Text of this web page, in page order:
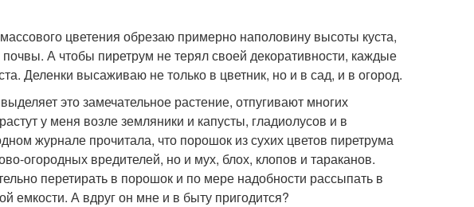
цветения обрезаю примерно наполовину высоты куста,
А чтобы пиретрум не терял своей декоративности, каждые
Деленки высаживаю не только в цветник, но и в сад, и в огород.
это замечательное растение, отпугивают многих
у меня возле земляники и капусты, гладиолусов и в
журнале прочитала, что порошок из сухих цветов пиретрума
огородных вредителей, но и мух, блох, клопов и тараканов.
перетирать в порошок и по мере надобности рассыпать в
емкости. А вдруг он мне и в быту пригодится?